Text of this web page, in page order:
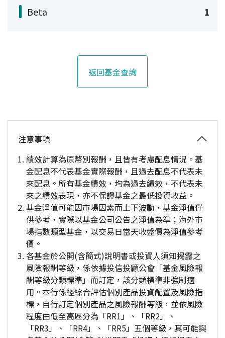
Beta 1
返回基金查詢
注意事項
績效計算為原幣別報酬，且皆有考慮配息情況。基
金配息不代表基金實際報酬，且過去配息不代表未
來配息。所有基金績效，均為過去績效，不代表未
來之績效表現，亦不保證基金之最低投資收益。
基金淨值可能因市場因素而上下波動，基金淨值僅
供參考，實際以基金公司公告之淨值為準；海外市
場指數類型基金，以交易日當天收盤價為淨值參考
價。
各基金於公開(含簡式)說明書或投資人須知揭露之
風險報酬等級，係依據投信投顧公會「基金風險報
酬等級分類標準」而訂定，該分類標準非強制適
用。本行係經綜合評估個別產品投資配置及風險指
標，自行訂定個別產品之風險報酬等級，並依風險
程度由低至高區分為「RR1」、「RR2」、
「RR3」、「RR4」、「RR5」五個等級，其可能與